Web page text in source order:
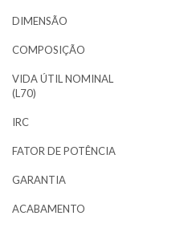
DIMENSÃO
COMPOSIÇÃO
VIDA ÚTIL NOMINAL
(L70)
IRC
FATOR DE POTÊNCIA
GARANTIA
ACABAMENTO